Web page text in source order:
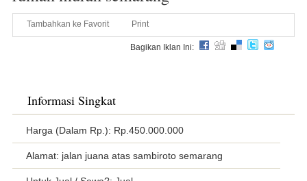
Tambahkan ke Favorit Print
Bagikan Iklan Ini:
Informasi Singkat
Harga (Dalam Rp.): Rp.450.000.000
Alamat: jalan juana atas sambiroto semarang